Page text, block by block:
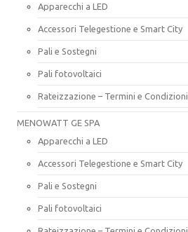
Apparecchi a LED
Accessori Telegestione e Smart City
Pali e Sostegni
Pali fotovoltaici
Rateizzazione – Termini e Condizioni
MENOWATT GE SPA
Apparecchi a LED
Accessori Telegestione e Smart City
Pali e Sostegni
Pali fotovoltaici